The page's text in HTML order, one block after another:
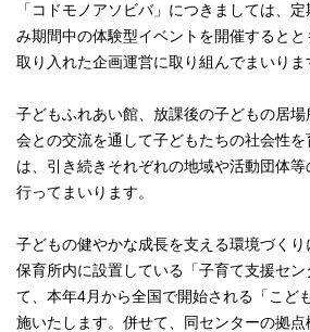
「コドモノアソビバ」につきましては、
み期間中の体験型イベントを開催すると
取り入れた企画運営に取り組んでまいりま
子どもふれあい館、放課後の子どもの居
会との交流を通して子どもたちの社会性
は、引き続きそれぞれの地域や活動団体
行ってまいります。
子どもの健やかな成長を支える環境づく
保育所内に設置している「子育て支援セ
て、本年4月から全国で開始される「こど
施いたします。併せて、同センターの拠